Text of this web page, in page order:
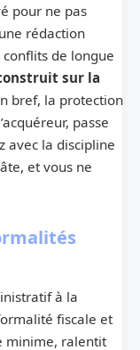
pour ne pas
rédaction
de longue
sur la
bref, la protection
passe
avec la discipline
et vous ne
à la
fiscale et
minime, ralentit